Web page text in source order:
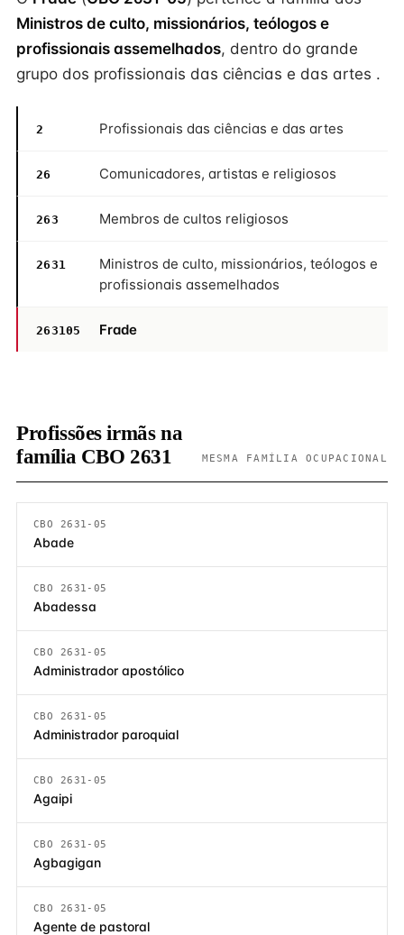
Ministros de culto, missionários, teólogos e
profissionais assemelhados, dentro do grande
grupo dos profissionais das ciências e das artes .
2 Profissionais das ciências e das artes
26 Comunicadores, artistas e religiosos
263 Membros de cultos religiosos
2631
Ministros de culto, missionários, teólogos e
profissionais assemelhados
263105 Frade
Profissões irmãs na
família CBO 2631
MESMA FAMÍLIA OCUPACIONAL
CBO 2631-05
Abade
CBO 2631-05
Abadessa
CBO 2631-05
Administrador apostólico
CBO 2631-05
Administrador paroquial
CBO 2631-05
Agaipi
CBO 2631-05
Agbagigan
CBO 2631-05
Agente de pastoral